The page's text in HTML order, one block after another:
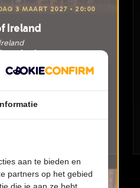
3 MAART 2027 • 20:00
Ireland
Lochem
MUZIEK
Tickets
aan te bieden en
partners op het gebied